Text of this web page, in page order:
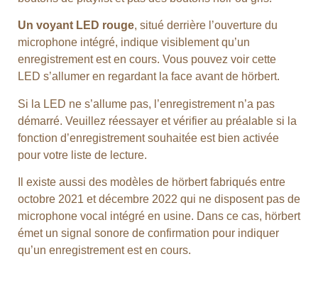
Un voyant LED rouge, situé derrière l’ouverture du
microphone intégré, indique visiblement qu’un
enregistrement est en cours. Vous pouvez voir cette
LED s’allumer en regardant la face avant de hörbert.
Si la LED ne s’allume pas, l’enregistrement n’a pas
démarré. Veuillez réessayer et vérifier au préalable si la
fonction d’enregistrement souhaitée est bien activée
pour votre liste de lecture.
Il existe aussi des modèles de hörbert fabriqués entre
octobre 2021 et décembre 2022 qui ne disposent pas de
microphone vocal intégré en usine. Dans ce cas, hörbert
émet un signal sonore de confirmation pour indiquer
qu’un enregistrement est en cours.